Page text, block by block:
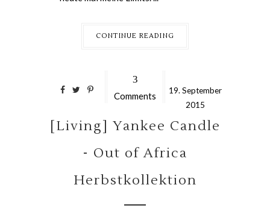
CONTINUE READING
3
Comments 19.September
2015
[Living] Yankee Candle
- Out of Africa
Herbstkollektion